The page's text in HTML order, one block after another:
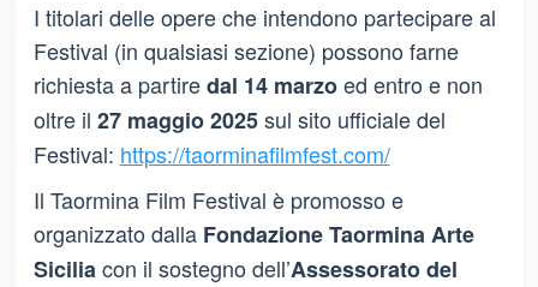
I titolari delle opere che intendono partecipare al
Festival (in qualsiasi sezione) possono farne
richiesta a partiredal 14 marzoed entro e non
oltre il 27 maggio 2025sul sito ufficiale del
Festival: https://taorminafilmfest.com/
Il Taormina Film Festival è promosso e
organizzato dalla Fondazione Taormina Arte
Sicilia con il sostegno dell’Assessorato del